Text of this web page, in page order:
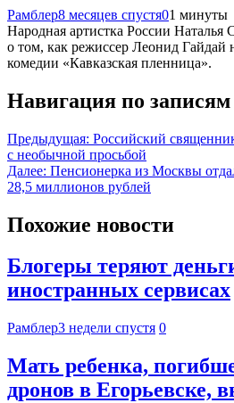
Рамблер8 месяцев спустя01 минуты
Народная артистка России Наталья
о том, как режиссер Леонид Гайдай
комедии «Кавказская пленница».
Навигация по записям
Предыдущая: Российский
с необычной просьбой
Далее: Пенсионерка из Москвы
28,5 миллионов рублей
Похожие новости
Блогеры теряют
иностранных сервисах
Рамблер3 недели спустя 0
Мать ребенка,
дронов в Егорьевске,